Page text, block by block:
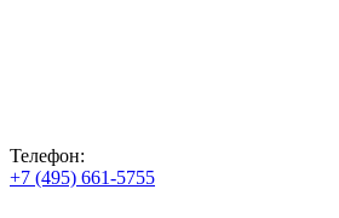
Телефон:
+7 (495) 661-5755